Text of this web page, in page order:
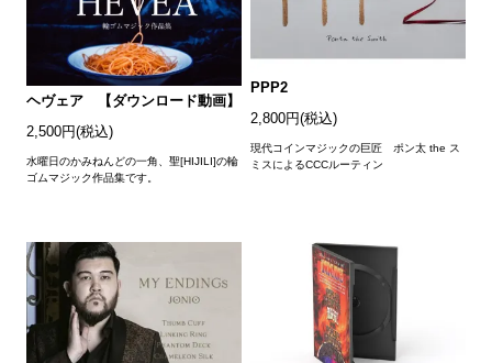
ヘヴェア 【ダウンロード動画】
2,500円(税込)
水曜日のかみねんどの一角、聖[HIJILI]の輪
ゴムマジック作品集です。
PPP2
2,800円(税込)
現代コインマジックの巨匠 ポン太 the ス
ミスによるCCCルーティン